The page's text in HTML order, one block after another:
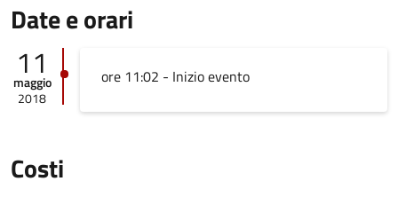
Date e orari
11
maggio
2018
ore 11:02 - Inizio evento
Costi